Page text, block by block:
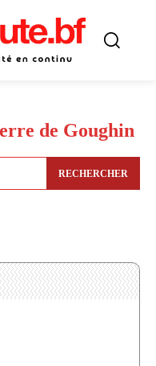
de Goughin
RECHERCHER